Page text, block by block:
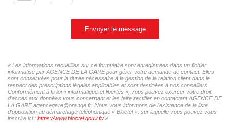
Envoyer le message
« Les informations recueillies sur ce formulaire sont enregistrées dans un fichier
informatisé par AGENCE DE LA GARE pour gérer votre demande de contact. Elles
sont conservées pour la durée nécessaire à la gestion de la relation client dans le
respect des prescriptions légales applicables et sont destinées à nos conseillers
Conformément à la loi « informatique et libertés », vous pouvez exercer votre droit
d'accès aux données vous concernant et les faire rectifier en contactant AGENCE DE
LA GARE agencegare@orange.fr. Nous vous informons de l'existence de la liste
d'opposition au démarchage téléphonique « Bloctel », sur laquelle vous pouvez vous
inscrire ici : https://www.bloctel.gouv.fr/»